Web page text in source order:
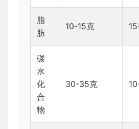
脂
肪
10-15克
碳
水
化
合
物
30-35克